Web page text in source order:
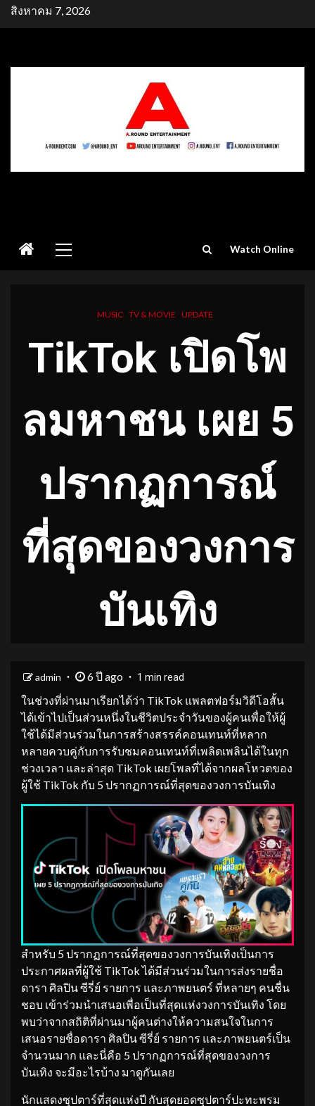
Skipสิงหาคม 7, 2026
Menu
Watch Online
MUSIC TV & MOVIE UPDATE
TikTok เปิดโพ
ลมหาชน เผย 5
ปรากฏการณ์
ที่สุดของวงการ
บันเทิง
admin 6 ปี ago 1 min read
ในช่วงที่ผ่านมาเรียกได้ว่า TikTok แพลตฟอร์มวิดีโอสั้น
ได้เข้าไปเป็นส่วนหนึ่งในชีวิตประจำวันของผู้คนเพื่อให้ผู้
ใช้ได้มีส่วนร่วมในการสร้างสรรค์คอนเทนท์ที่หลาก
หลายควบคู่กับการรับชมคอนเทนท์ที่เพลิดเพลินได้ในทุก
ช่วงเวลา และล่าสุด TikTok เผยโพลที่ได้จากผลโหวตของ
ผู้ใช้ TikTok กับ 5 ปรากฏการณ์ที่สุดของวงการบันเทิง
สำหรับ 5 ปรากฏการณ์ที่สุดของวงการบันเทิงเป็นการ
ประกาศผลที่ผู้ใช้ TikTok ได้มีส่วนร่วมในการส่งรายชื่อ
ดารา ศิลปิน ซีรี่ย์ รายการ และภาพยนตร์ ที่หลายๆ คนชื่น
ชอบ เข้าร่วมนำเสนอเพื่อเป็นที่สุดแห่งวงการบันเทิง โดย
พบว่าจากสถิติที่ผ่านมาผู้คนต่างให้ความสนใจในการ
เสนอรายชื่อดารา ศิลปิน ซีรี่ย์ รายการ และภาพยนตร์เป็น
จำนวนมาก และนี่คือ 5 ปรากฏการณ์ที่สุดของวงการ
บันเทิง จะมีอะไรบ้าง มาดูกันเลย
นักแสดงซุปตาร์ที่สุดแห่งปี กับสุดยอดซุปตาร์ปะทะพรม